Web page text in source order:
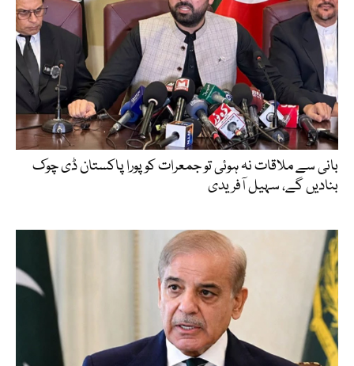
بانی سے ملاقات نہ ہوئی تو جمعرات کو پورا پاکستان ڈی چوک
بنادیں گے، سہیل آفریدی